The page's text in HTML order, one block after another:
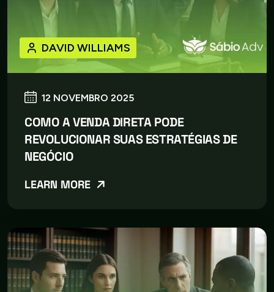
12 NOVEMBRO 2025
DAVID WILLIAMS
COMO A VENDA DIRETA PODE
REVOLUCIONAR SUAS ESTRATÉGIAS DE
NEGÓCIO
LEARN MORE